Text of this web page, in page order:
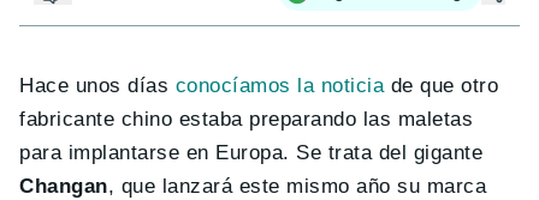
Hace unos días conocíamos la noticiade que otro
fabricante chino estaba preparando las maletas
para implantarse en Europa. Se trata del gigante
Changan, que lanzará este mismo año su marca